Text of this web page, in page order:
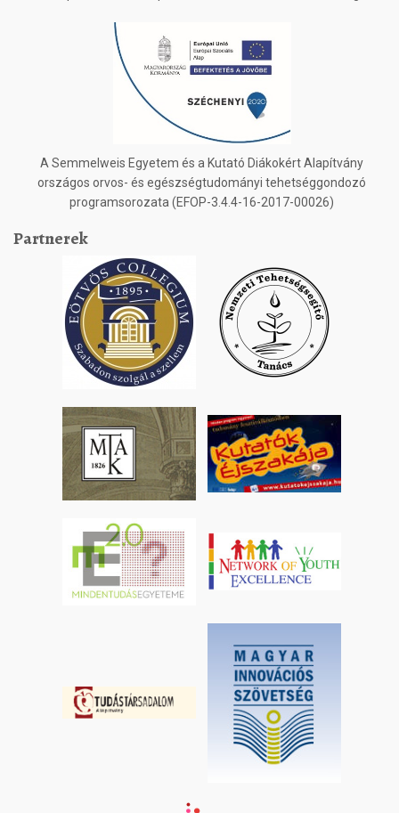
A Semmelweis Egyetem és a Kutató Diákokért Alapítvány
országos orvos- és egészségtudományi tehetséggondozó
programsorozata (EFOP-3.4.4-16-2017-00026)
Partnerek